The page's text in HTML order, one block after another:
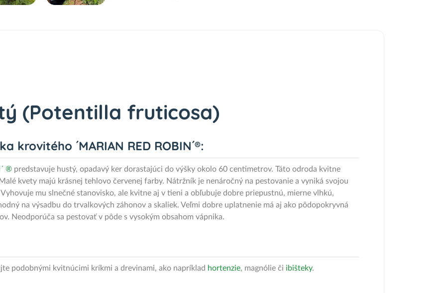
(Potentilla fruticosa)
´MARIAN RED ROBIN´®:
® predstavuje hustý, opadavý ker dorastajúci do výšky okolo 60 centimetrov. Táto odroda kvitne
kvety majú krásnej tehlovo červenej farby. Nátržník je nenáročný na pestovanie a vyniká svojou
mu slnečné stanovisko, ale kvitne aj v tieni a obľubuje dobre priepustnú, mierne vlhkú,
na výsadbu do trvalkových záhonov a skaliek. Veľmi dobre uplatnenie má aj ako pôdopokryvná
Neodporúča sa pestovať v pôde s vysokým obsahom vápnika.
podobnými kvitnúcimi kríkmi a drevinami, ako napríklad hortenzie, magnólie či ibišteky.